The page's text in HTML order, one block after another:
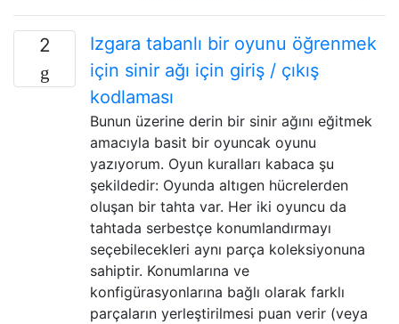
2
Izgara tabanlı bir oyunu öğrenmek
için sinir ağı için giriş / çıkış
kodlaması
Bunun üzerine derin bir sinir ağını eğitmek
amacıyla basit bir oyuncak oyunu
yazıyorum. Oyun kuralları kabaca şu
şekildedir: Oyunda altıgen hücrelerden
oluşan bir tahta var. Her iki oyuncu da
tahtada serbestçe konumlandırmayı
seçebilecekleri aynı parça koleksiyonuna
sahiptir. Konumlarına ve
konfigürasyonlarına bağlı olarak farklı
parçaların yerleştirilmesi puan verir (veya